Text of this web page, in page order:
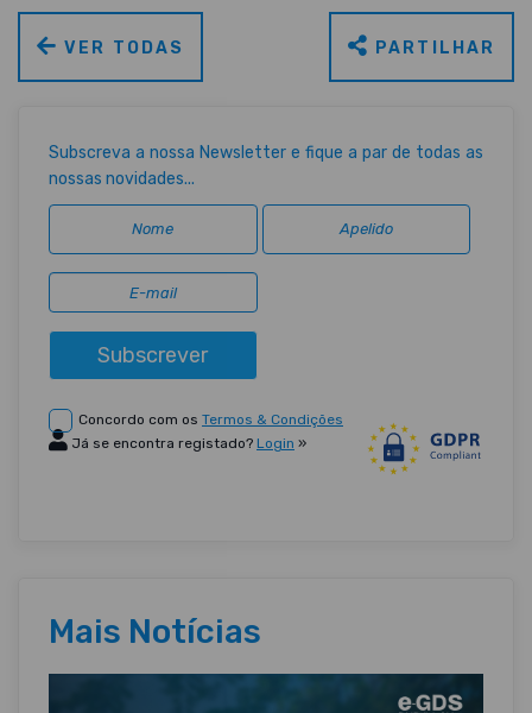
VER TODAS PARTILHAR
Subscreva a nossa Newsletter e fique a par de todas as
nossas novidades...
Subscrever
Concordo com os Termos & Condições
Já se encontra registado? Login »
Mais Notícias